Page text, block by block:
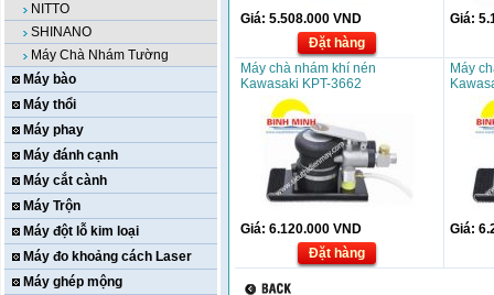
NITTO
SHINANO
Máy Chà Nhám Tường
Máy bào
Máy thổi
Máy phay
Máy đánh cạnh
Máy cắt cành
Máy Trộn
Máy đột lỗ kim loại
Máy đo khoảng cách Laser
Máy ghép mộng
Giá: 5.508.000 VND
Đặt hàng
Giá:
Máy chà nhám khí nén
Kawasaki KPT-3662
Giá: 6.120.000 VND
Đặt hàng
Máy
Giá: